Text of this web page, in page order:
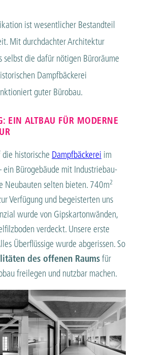
ist wesentlicher Bestandteil
Mit durchdachter Architektur
selbst die dafür nötigen Büroräume
Dampfbäckerei
guter Bürobau.
EIN ALTBAU FÜR MODERNE
historische Dampfbäckerei im
Bürogebäude mit Industriebau-
Neubauten selten bieten. 740m2
Verfügung und begeisterten uns
wurde von Gipskartonwänden,
verdeckt. Unsere erste
Überflüssige wurde abgerissen. So
des offenen Raumsfür
freilegen und nutzbar machen.